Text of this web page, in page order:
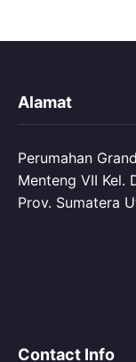
Alamat
Perumahan
Menteng VII Kel.
Prov. Sumatera
Contact Info